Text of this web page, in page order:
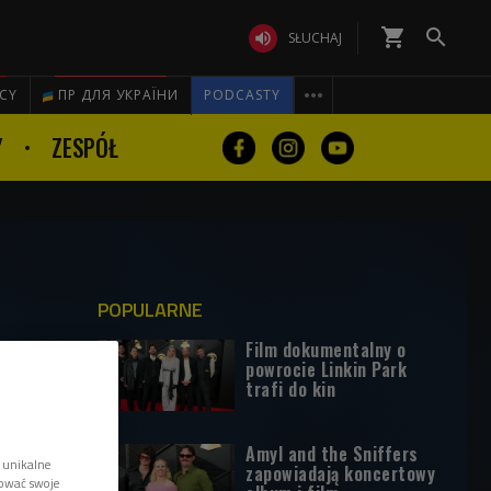
 SŁUCHAJ shopping_cart 
ПР ДЛЯ УКРАЇНИ PODCASTY 
ZESPÓŁ
POPULARNE
Film dokumentalny o
powrocie Linkin Park
trafi do kin
Amyl and the Sniffers
zapowiadają koncertowy
swoje